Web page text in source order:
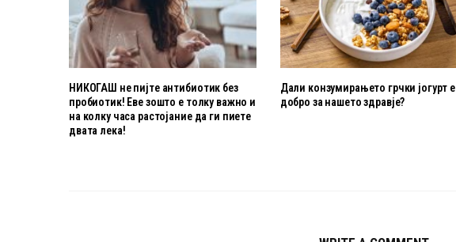
НИКОГАШ не пијте антибиотик без
пробиотик! Еве зошто е толку важно и
на колку часа растојание да ги пиете
двата лека!
Дали конзумирањето грчки јогурт е
добро за нашето здравје?